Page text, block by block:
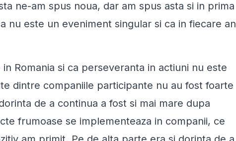
ne-am spus noua, dar am spus asta si in prima
nu este un eveniment singular si ca in fiecare an
Romania si ca perseveranta in actiuni nu este
dintre companiile participante nu au fost foarte
de a continua a fost si mai mare dupa
frumoase se implementeaza in companii, ce